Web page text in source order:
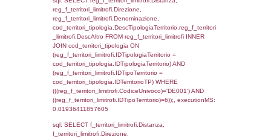
cod_territori_tipologia.IDTerritorioTP)
(((f_territori_limitrofi.IDNotifica)=2838) AND
((f_territori_limitrofi.IDTipoTerritorio)=2)),
0.068329095840454
sql: SELECT
reg_f_territori_limitrofi.Direzione,
reg_f_territori_limitrofi.Denominazione,
reg_f_territori_limitrofi.DescAltro FROM